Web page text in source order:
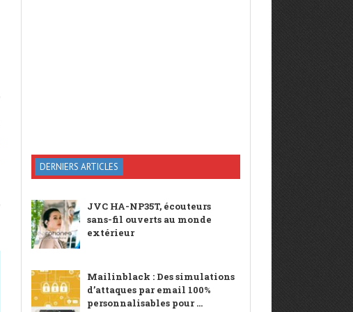
DERNIERS ARTICLES
JVC HA-NP35T, écouteurs
sans-fil ouverts au monde
extérieur
Mailinblack : Des simulations
d’attaques par email 100%
personnalisables pour ...